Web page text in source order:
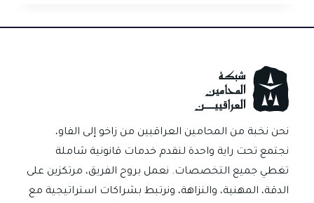
الجديدة…
يعيد
تشكيل
قواعد
اللعب
في
مشاريع
نحن نخبة من المحامين العراقيين من زاخو إلى الفاو،
نجتمع تحت راية واحدة لنقدم خدمات قانونية شاملة
تغطي جميع التخصصات. نعمل بروح الفريق، مرتكزين على
الدقة، المهنية، والنزاهة، ونرتبط بشراكات استراتيجية مع